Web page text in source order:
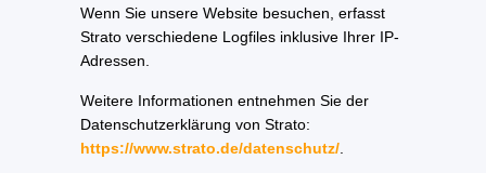
Wenn Sie unsere Website besuchen, erfasst
Strato verschiedene Logfiles inklusive Ihrer IP-
Adressen.
Weitere Informationen entnehmen Sie der
Datenschutzerklärung von Strato:
https://www.strato.de/datenschutz/